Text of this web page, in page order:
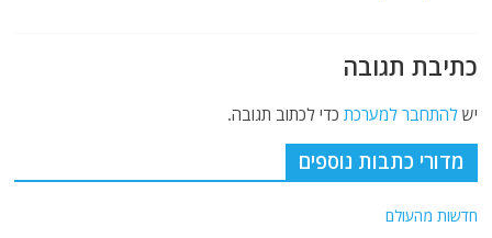
כתיבת תגובה
ישלהתחבר למערכת כדי לכתוב תגובה.
מדורי כתבות נוספים
חדשות מהעולם